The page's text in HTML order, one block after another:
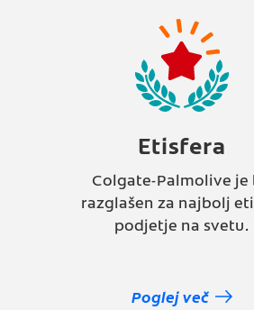
Etisfera
Colgate-Palmolive je
razglašen za najbolj
podjetje na svetu.
Poglej več